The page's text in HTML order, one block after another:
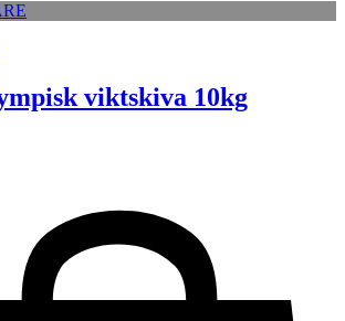
viktskiva 10kg